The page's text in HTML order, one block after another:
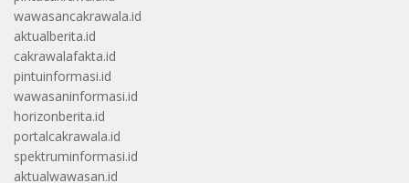
wawasancakrawala.id
aktualberita.id
cakrawalafakta.id
pintuinformasi.id
wawasaninformasi.id
horizonberita.id
portalcakrawala.id
spektruminformasi.id
aktualwawasan.id